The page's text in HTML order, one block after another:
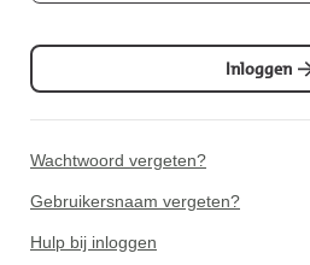
Inloggen
Wachtwoord vergeten?
Gebruikersnaam vergeten?
Hulp bij inloggen